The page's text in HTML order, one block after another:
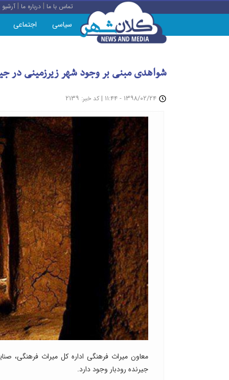
تماس با ما |درباره ما |آرشیو
سیاسی اجتماعی
شواهدی مبنی بر وجود شهر زیرزمینی در
| کد خبر: ۲۱۳۹
معاون میراث فرهنگی اداره کل میراث
جیرنده رودبار وجود دارد.